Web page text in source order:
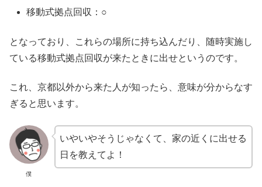
移動式拠点回収：○
となっており、これらの場所に持ち込んだり、随時実施し
ている移動式拠点回収が来たときに出せというのです。
これ、京都以外から来た人が知ったら、意味が分からなす
ぎると思います。
僕
いやいやそうじゃなくて、家の近くに出せる
日を教えてよ！